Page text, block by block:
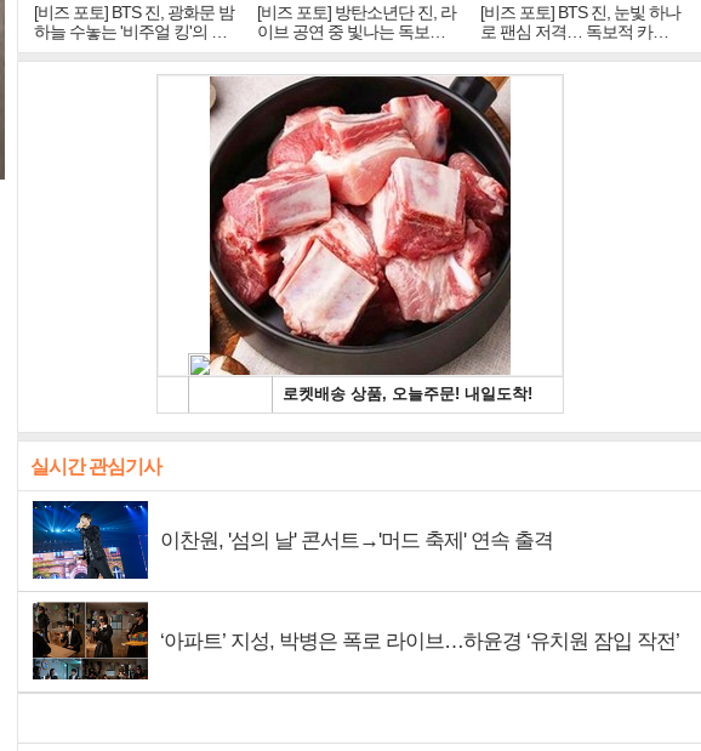
[비즈 포토] BTS 진, 광화문 밤
하늘 수놓는 '비주얼 킹'의 열
창
[비즈 포토] 방탄소년단 진, 라
이브 공연 중 빛나는 독보적
아우라
[비즈 포토] BTS 진, 눈빛 하나
로 팬심 저격… 독보적 카리
스마
실시간 관심기사
이찬원, '섬의 날' 콘서트→'머드 축제' 연속 출격
‘아파트’ 지성, 박병은 폭로 라이브…하윤경 ‘유치원 잠입 작전’